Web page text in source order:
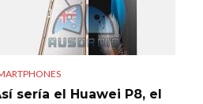
sería el Huawei P8, el